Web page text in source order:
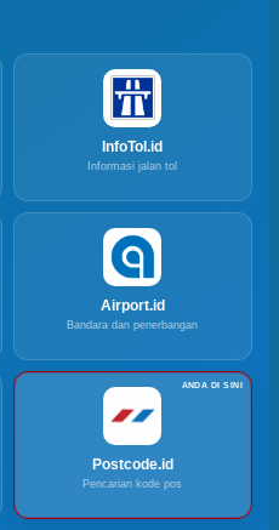
InfoTol.id
Informasi jalan tol
Airport.id
Bandara dan penerbangan
Postcode.id
Pencarian kode pos